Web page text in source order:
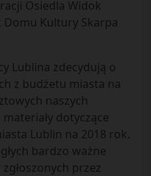
Osiedla Widok
Domu Kultury Skarpa
Lublina zdecydują o
z budżetu miasta na
naszych
dotyczące
Lublin na 2018 rok.
bardzo ważne
przez